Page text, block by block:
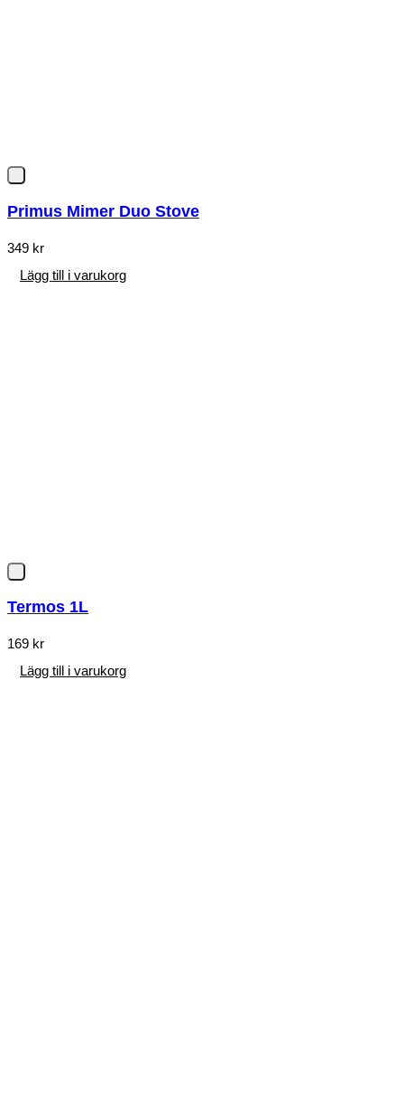
Primus Mimer Duo Stove
349 kr
Lägg till i varukorg
Termos 1L
169 kr
Lägg till i varukorg